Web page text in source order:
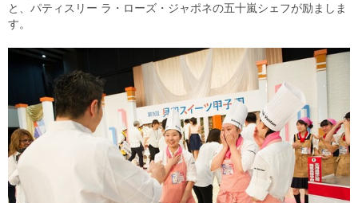
と、パティスリー ラ・ローズ・ジャポネの五十嵐シェフが励ましま
す。